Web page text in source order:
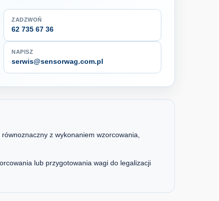
ZADZWOŃ
62 735 67 36
NAPISZ
serwis@sensorwag.com.pl
z wykonaniem wzorcowania,
lub przygotowania wagi do legalizacji